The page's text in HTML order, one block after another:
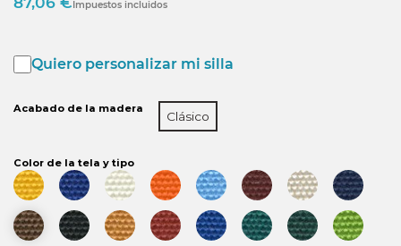
Impuestos incluidos
Quiero personalizar mi silla
Acabado de la madera
Clásico
Color de la tela y tipo